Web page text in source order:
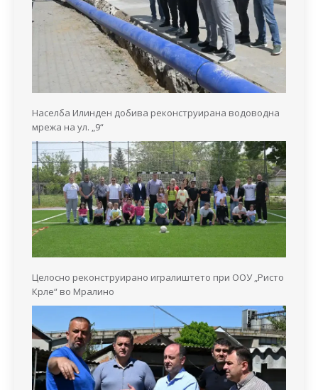
Населба Илинден добива реконструирана водоводна
мрежа на ул. „9“
Целосно реконструирано игралиштето при ООУ „Ристо
Крле“ во Мралино